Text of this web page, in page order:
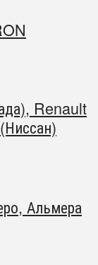
Renault
Альмера